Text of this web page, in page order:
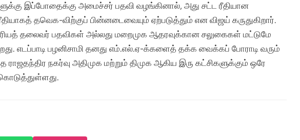
இப்போதைக்கு அமைச்சர் பதவி வழங்கினால், அது சட்ட ரீதியான
தவெக-விற்குப் பின்னடைவையும் ஏற்படுத்தும் என விஜய் கருதுகிறார்.
தலைவர் பதவிகள் அல்லது மறைமுக ஆதரவுக்கான சலுகைகள் மட்டுமே
எடப்பாடி பழனிசாமி தனது எம்.எல்.ஏ-க்களைத் தக்க வைக்கப் போராடி வரும்
நகர்வு அதிமுக மற்றும் திமுக ஆகிய இரு கட்சிகளுக்கும் ஒரே